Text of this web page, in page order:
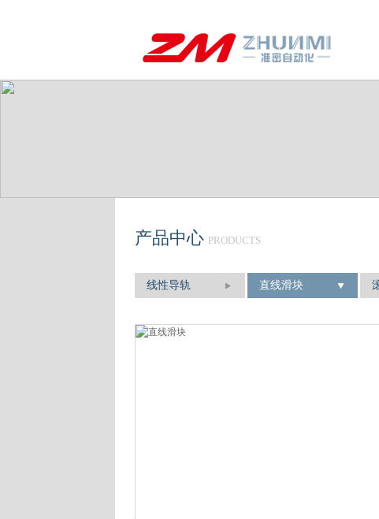
产品中心 PRODUCTS
线性导轨 直线滑块